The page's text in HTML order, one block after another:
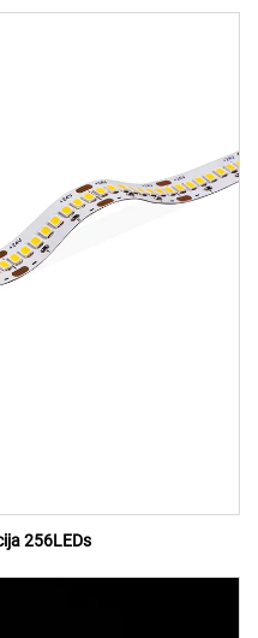
256LEDs